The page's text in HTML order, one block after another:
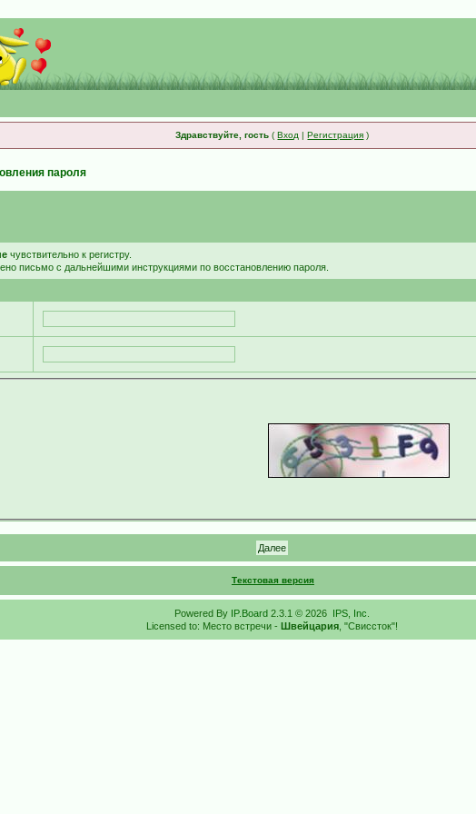
Здравствуйте, гость (Вход |Регистрация )
пароля
чувствительно к регистру.
письмо с дальнейшими инструкциями по восстановлению пароля.
Текстовая версия
Powered By IP.Board 2.3.1 © 2026 IPS, Inc
Licensed to: Место встречи -Швейцария , "Свиссток"!